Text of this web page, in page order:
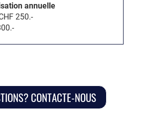
annuelle
250.-
CONTACTE-NOUS